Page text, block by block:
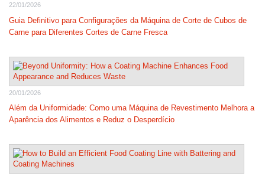
22/01/2026
Guia Definitivo para Configurações da Máquina de Corte de Cubos de
Carne para Diferentes Cortes de Carne Fresca
20/01/2026
Além da Uniformidade: Como uma Máquina de Revestimento Melhora a
Aparência dos Alimentos e Reduz o Desperdício